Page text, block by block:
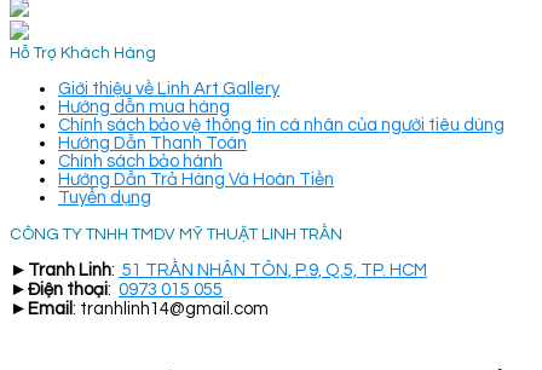
Hỗ Trợ Khách Hàng
Giới thiệu về Linh Art Gallery
Hướng dẫn mua hàng
Chính sách bảo vệ thông tin cá nhân của người tiêu dùng
Hướng Dẫn Thanh Toán
Chính sách bảo hành
Hướng Dẫn Trả Hàng Và Hoàn Tiền
Tuyển dụng
CÔNG TY TNHH TMDV MỸ THUẬT LINH TRẦN
► Tranh Linh: 51 TRẦN NHÂN TÔN, P.9, Q.5, TP. HCM
► Điện thoại: 0973 015 055
► Email : tranhlinh14@gmail.com